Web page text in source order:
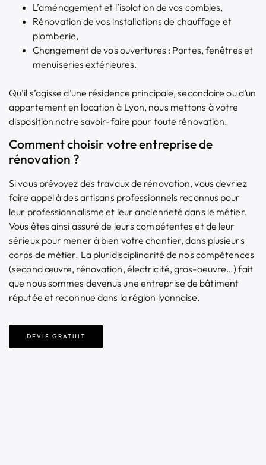
L’aménagement et l’isolation de vos combles,
Rénovation de vos installations de chauffage et
plomberie,
Changement de vos ouvertures : Portes, fenêtres et
menuiseries extérieures.
Qu’il s’agisse d’une résidence principale, secondaire ou d’un
appartement en location à Lyon, nous mettons à votre
disposition notre savoir-faire pour toute rénovation.
Comment choisir votre entreprise de
rénovation ?
Si vous prévoyez des travaux de rénovation, vous devriez
faire appel à des artisans professionnels reconnus pour
leur professionnalisme et leur ancienneté dans le métier.
Vous êtes ainsi assuré de leurs compétentes et de leur
sérieux pour mener à bien votre chantier, dans plusieurs
corps de métier. La pluridisciplinarité de nos compétences
(second œuvre, rénovation, électricité, gros-oeuvre…) fait
que nous sommes devenus une entreprise de bâtiment
réputée et reconnue dans la région lyonnaise.
DEVIS GRATUIT